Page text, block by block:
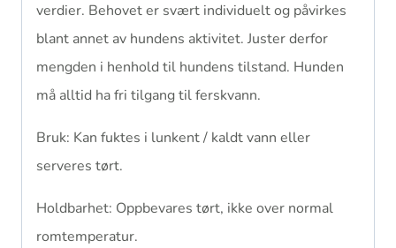
verdier. Behovet er svært individuelt og påvirkes
blant annet av hundens aktivitet. Juster derfor
mengden i henhold til hundens tilstand. Hunden
må alltid ha fri tilgang til ferskvann.
Bruk: Kan fuktes i lunkent / kaldt vann eller
serveres tørt.
Holdbarhet: Oppbevares tørt, ikke over normal
romtemperatur.